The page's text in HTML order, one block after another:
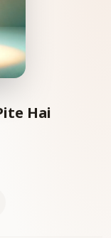
Hai